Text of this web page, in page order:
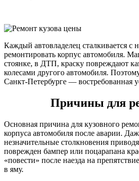
Каждый автовладелец сталкивается с
ремонтировать корпус автомобиля.
стоянке, в ДТП, краску повреждают
колесами другого автомобиля.
Санкт-Петербурге — востребованная
Причины для
Основная причина для кузовного
корпуса автомобиля после аварии.
незначительные столкновения
поврежден бампер или поцарапана
«повести» после наезда на
в яму.